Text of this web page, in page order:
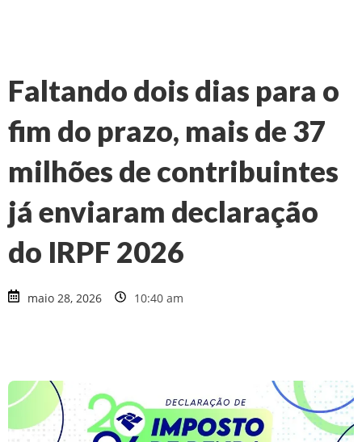
Faltando dois dias para o
fim do prazo, mais de 37
milhões de contribuintes
já enviaram declaração
do IRPF 2026
maio 28, 2026 10:40 am